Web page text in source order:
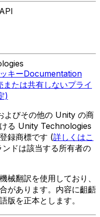
キーDocumentation
または共有しないプライ
)
びその他の Unity の商
る Unity Technologies
録商標です (詳しくはこ
ドは該当する所有者の
械翻訳を使用しており、
があります。内容に齟齬
版を正本とします。